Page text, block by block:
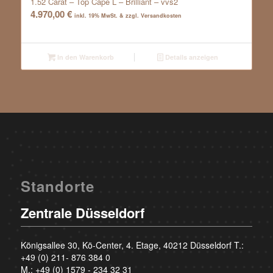
4.970,00€ inkl. 19% MwSt. & zzgl. Versandkosten
In den Warenkorb Details anzeigen
Standorte
Zentrale Düsseldorf
Königsallee 30, Kö-Center, 4. Etage, 40212 Düsseldorf T.:
+49 (0) 211- 876 384 0
M.: +49 (0) 1579 - 234 32 31